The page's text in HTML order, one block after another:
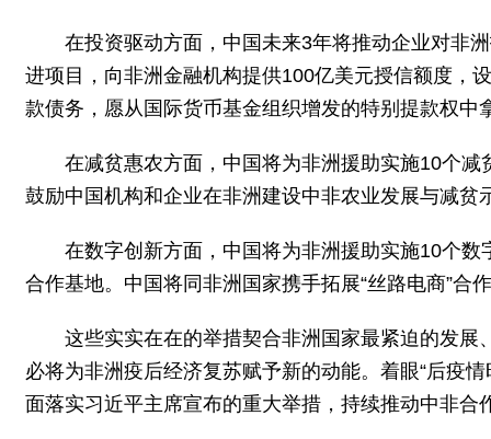
在投资驱动方面，中国未来3年将推动企业对非
进项目，向非洲金融机构提供100亿美元授信额度，
款债务，愿从国际货币基金组织增发的特别提款权中
在减贫惠农方面，中国将为非洲援助实施10个
鼓励中国机构和企业在非洲建设中非农业发展与减贫
在数字创新方面，中国将为非洲援助实施10个
合作基地。中国将同非洲国家携手拓展“丝路电商”合
这些实实在在的举措契合非洲国家最紧迫的发
必将为非洲疫后经济复苏赋予新的动能。着眼“后疫
面落实习近平主席宣布的重大举措，持续推动中非